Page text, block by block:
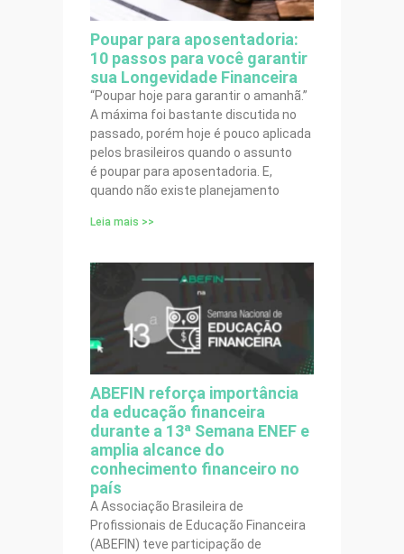
Poupar para aposentadoria:
10 passos para você garantir
sua Longevidade Financeira
“Poupar hoje para garantir o amanhã.”
A máxima foi bastante discutida no
passado, porém hoje é pouco aplicada
pelos brasileiros quando o assunto
é poupar para aposentadoria. E,
quando não existe planejamento
Leia mais >>
ABEFIN reforça importância
da educação financeira
durante a 13ª Semana ENEF e
amplia alcance do
conhecimento financeiro no
país
A Associação Brasileira de
Profissionais de Educação Financeira
(ABEFIN) teve participação de